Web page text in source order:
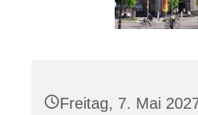
Freitag, 7. Mai